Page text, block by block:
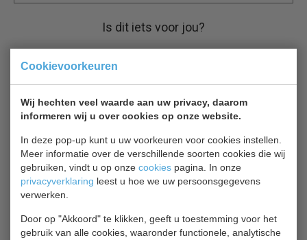
Cookievoorkeuren
Wij hechten veel waarde aan uw privacy, daarom
informeren wij u over cookies op onze website.
In deze pop-up kunt u uw voorkeuren voor cookies instellen.
Meer informatie over de verschillende soorten cookies die wij
gebruiken, vindt u op onze cookies pagina. In onze
privacyverklaring leest u hoe we uw persoonsgegevens
verwerken.
Door op "Akkoord" te klikken, geeft u toestemming voor het
gebruik van alle cookies, waaronder functionele, analytische
Is dit iets voor jou?
Saladette 7950.0095
Saladette 3deuren
€ 960,00 € 672,00
Saladette bekijken